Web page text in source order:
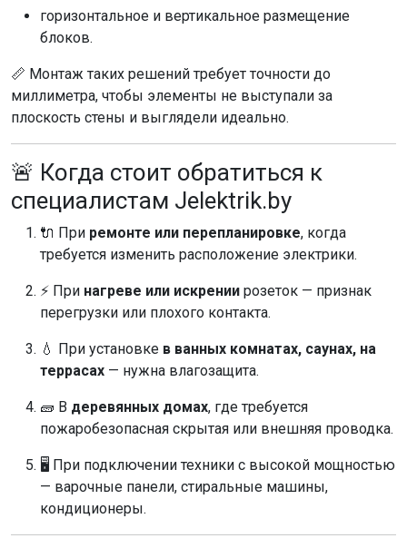
горизонтальное и вертикальное размещение
блоков.
📏 Монтаж таких решений требует точности до
миллиметра, чтобы элементы не выступали за
плоскость стены и выглядели идеально.
🚨 Когда стоит обратиться к
специалистам Jelektrik.by
🔌 При ремонте или перепланировке, когда
требуется изменить расположение электрики.
⚡ При нагреве или искрении розеток — признак
перегрузки или плохого контакта.
💧 При установке в ванных комнатах, саунах, на
террасах — нужна влагозащита.
🧱 В деревянных домах, где требуется
пожаробезопасная скрытая или внешняя проводка.
🖥️ При подключении техники с высокой мощностью
— варочные панели, стиральные машины,
кондиционеры.